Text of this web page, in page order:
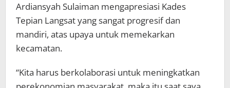
Ardiansyah Sulaiman mengapresiasi Kades
Tepian Langsat yang sangat progresif dan
mandiri, atas upaya untuk memekarkan
kecamatan.
“Kita harus berkolaborasi untuk meningkatkan